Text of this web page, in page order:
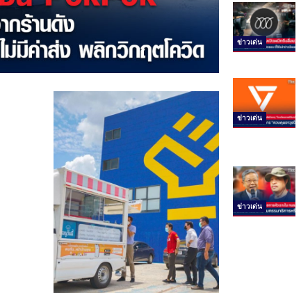
ข่าวเด่น
ข่าวเด่น
ข่าวเด่น